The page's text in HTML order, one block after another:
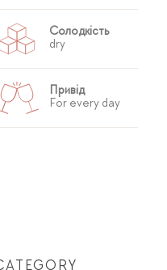
Солодкість
dry
Привід
For every day